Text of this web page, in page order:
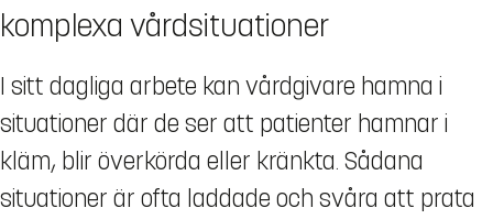
komplexa vårdsituationer
I sitt dagliga arbete kan vårdgivare hamna i
situationer där de ser att patienter hamnar i
kläm, blir överkörda eller kränkta. Sådana
situationer är ofta laddade och svåra att prata